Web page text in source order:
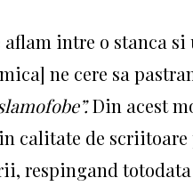
intre o stanca
ne cere sa
Din acest
calitate de
respingand